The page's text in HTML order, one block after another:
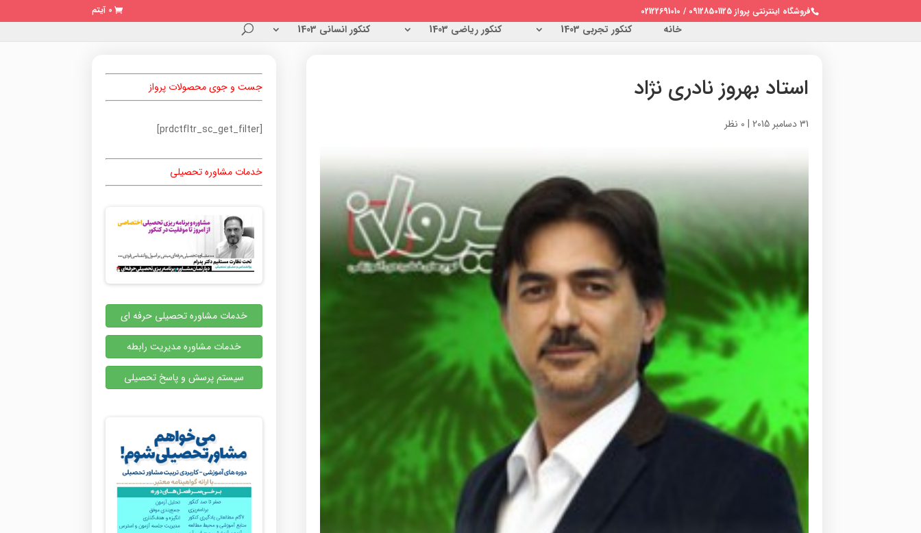
فروشگاه اینترنتی پرواز 09128501125 / 02122691010 0 آیتم
خانه کنکور تجربی 1403 کنکور ریاضی 1403 کنکور انسانی 1403
استاد بهروز نادری نژاد
31 دسامبر 2015 | 0 نظر
جست و جوی محصولات پرواز
[prdctfltr_sc_get_filter]
خدمات مشاوره تحصیلی
خدمات مشاوره تحصیلی حرفه ای
خدمات مشاوره مدیریت رابطه
سیستم پرسش و پاسخ تحصیلی